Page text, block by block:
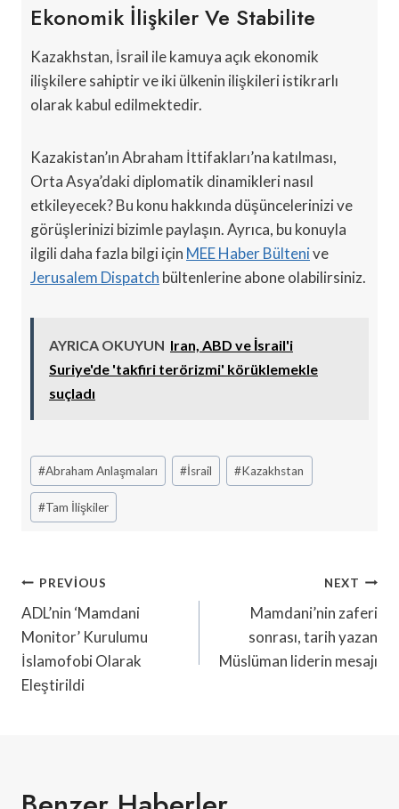
Ekonomik İlişkiler Ve Stabilite
Kazakhstan, İsrail ile kamuya açık ekonomik
ilişkilere sahiptir ve iki ülkenin ilişkileri istikrarlı
olarak kabul edilmektedir.
Kazakistan’ın Abraham İttifakları’na katılması,
Orta Asya’daki diplomatik dinamikleri nasıl
etkileyecek? Bu konu hakkında düşüncelerinizi ve
görüşlerinizi bizimle paylaşın. Ayrıca, bu konuyla
ilgili daha fazla bilgi için MEE Haber Bültenive
Jerusalem Dispatch bültenlerine abone olabilirsiniz.
AYRICA OKUYUN Iran, ABD ve İsrail'i
Suriye'de 'takfiri terörizmi' körüklemekle
suçladı
Post
Tags:
#Abraham Anlaşmaları #İsrail #Kazakhstan
#Tam İlişkiler
Yazı
Gezinmesi
PREVIOUS
ADL’nin ‘Mamdani
Monitor’ Kurulumu
İslamofobi Olarak
Eleştirildi
NEXT
Mamdani’nin zaferi
sonrası, tarih yazan
Müslüman liderin mesajı